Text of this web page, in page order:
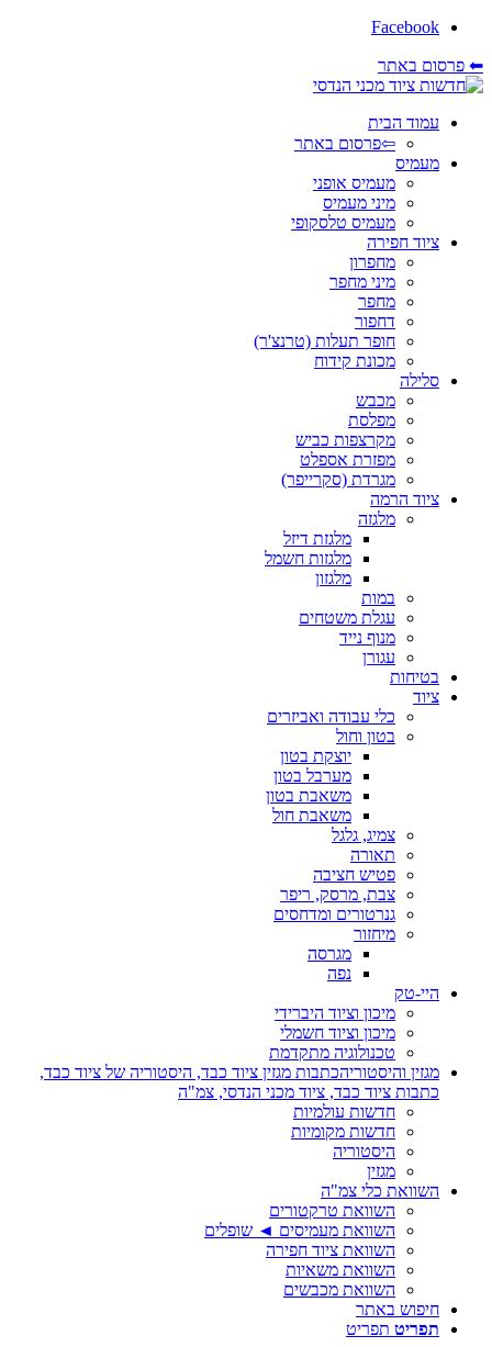
Facebook
⬅ פרסום באתר
עמוד הבית
⇦פרסום באתר
מעמיס
מעמיס אופני
מיני מעמיס
מעמיס טלסקופי
ציוד חפירה
מחפרון
מיני מחפר
מחפר
דחפור
חופר תעלות (טרנצ'ר)
מכונת קידוח
סלילה
מכבש
מפלסת
מקרצפות כביש
מפזרת אספלט
מגרדת (סקרייפר)
ציוד הרמה
מלגזה
מלגזת דיזל
מלגזות חשמל
מלגזון
במות
עגלת משטחים
מנוף נייד
עגורן
בטיחות
ציוד
כלי עבודה ואביזרים
בטון וחול
יוצקת בטון
מערבל בטון
משאבת בטון
משאבת חול
צמיג, גלגל
תאורה
פטיש חציבה
צבת, מרסק, ריפר
גנרטורים ומדחסים
מיחזור
מגרסה
נפה
היי-טק
מיכון וציוד היברידי
מיכון וציוד חשמלי
טכנולוגיה מתקדמת
מגזין והיסטוריהכתבות מגזין ציוד כבד, היסטוריה של ציוד כבד,
כתבות ציוד כבד, ציוד מכני הנדסי, צמ"ה
חדשות עולמיות
חדשות מקומיות
היסטוריה
מגזין
השוואת כלי צמ"ה
השוואת טרקטורים
השוואת מעמיסים ◄ שופלים
השוואת ציוד חפירה
השוואת משאיות
השוואת מכבשים
חיפוש באתר
תפריט תפריט